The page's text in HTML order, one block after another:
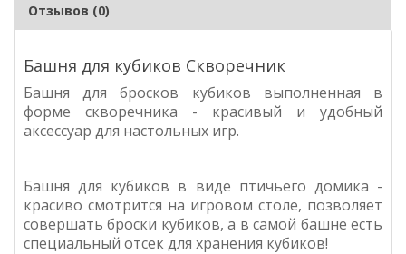
Отзывов (0)
Башня для кубиков Скворечник
Башня для бросков кубиков выполненная в
форме скворечника - красивый и удобный
аксессуар для настольных игр.
Башня для кубиков в виде птичьего домика -
красиво смотрится на игровом столе, позволяет
совершать броски кубиков, а в самой башне есть
специальный отсек для хранения кубиков!